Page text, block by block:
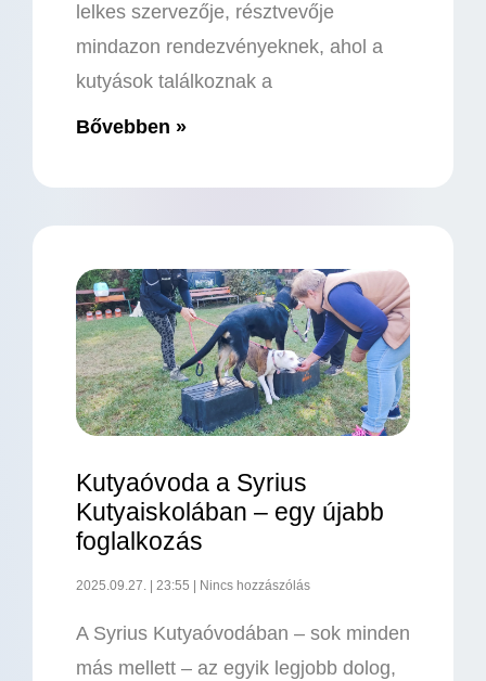
lelkes szervezője, résztvevője
mindazon rendezvényeknek, ahol a
kutyások találkoznak a
Bővebben »
Kutyaóvoda a Syrius
Kutyaiskolában – egy újabb
foglalkozás
2025.09.27. 23:55 Nincs hozzászólás
A Syrius Kutyaóvodában – sok minden
más mellett – az egyik legjobb dolog,